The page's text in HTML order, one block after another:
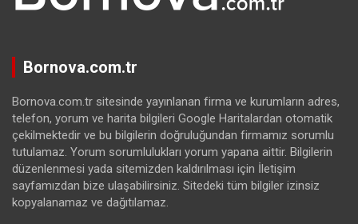
Bornova.com.tr
Bornova.com.tr sitesinde yayınlanan firma ve kurumların adres,
telefon, yorum ve harita bilgileri Google Haritalardan otomatik
çekilmektedir ve bu bilgilerin doğruluğundan firmamız sorumlu
tutulamaz. Yorum sorumlulukları yorum yapana aittir. Bilgilerin
düzenlenmesi yada sitemizden kaldırılması için İletişim
sayfamızdan bize ulaşabilirsiniz. Sitedeki tüm bilgiler izinsiz
kopyalanamaz ve dağıtılamaz.